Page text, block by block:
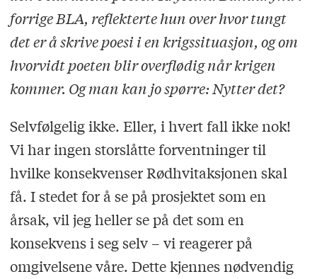
forrige BLA, reflekterte hun over hvor tungt
det er å skrive poesi i en krigssituasjon, og om
hvorvidt poeten blir overflødig når krigen
kommer. Og man kan jo spørre: Nytter det?
Selvfølgelig ikke. Eller, i hvert fall ikke nok!
Vi har ingen storslåtte forventninger til
hvilke konsekvenser Rødhvitaksjonen skal
få. I stedet for å se på prosjektet som en
årsak, vil jeg heller se på det som en
konsekvens i seg selv – vi reagerer på
omgivelsene våre. Dette kjennes nødvendig